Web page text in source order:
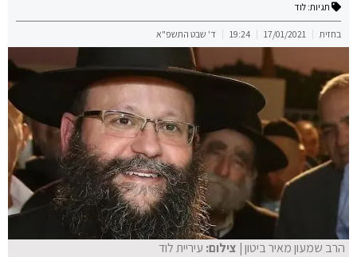
תגיות: לוד
בחזית 17/01/2021
19:24 ד' שבט התשפ"א
הרב שמעון מאיר ביטון| צילום: עיריית לוד